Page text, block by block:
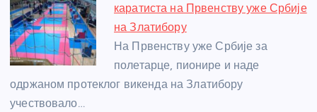
каратиста на Првенству уже Србије
на Златибору
На Првенству уже Србије за
полетарце, пионире и наде
одржаном протеклог викенда на Златибору
учествовало…